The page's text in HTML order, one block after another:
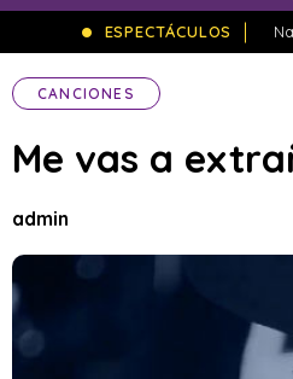
ESPECTÁCULOS
CANCIONES
Me vas a
admin